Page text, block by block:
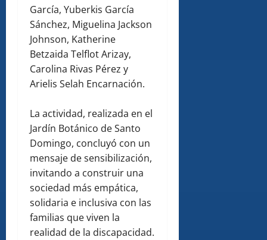
García, Yuberkis García
Sánchez, Miguelina Jackson
Johnson, Katherine
Betzaida Telflot Arizay,
Carolina Rivas Pérez y
Arielis Selah Encarnación.
La actividad, realizada en el
Jardín Botánico de Santo
Domingo, concluyó con un
mensaje de sensibilización,
invitando a construir una
sociedad más empática,
solidaria e inclusiva con las
familias que viven la
realidad de la discapacidad.